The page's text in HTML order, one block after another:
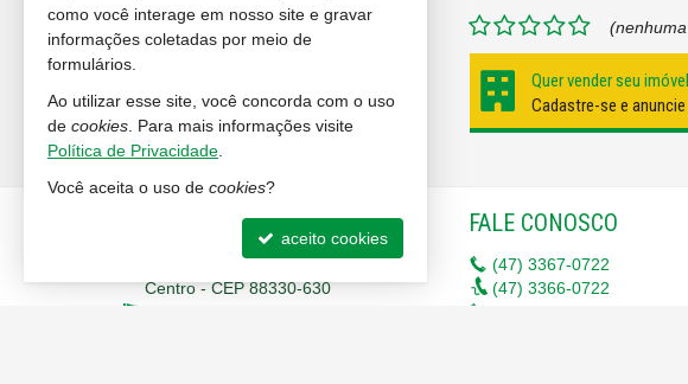
Quer vender seu
Cadastre-se e
IMOBILIÁRIA RENASCENÇA
Rua 620, nº 123 - Sala 6
Centro - CEP 88330-630
FALE CONOSCO
(47) 3367-0722
(47) 3366-0722
como você interage em nosso site e gravar
informações coletadas por meio de
formulários.
Ao utilizar esse site, você concorda com o uso
de cookies . Para mais informações visite
Política de Privacidade
Você aceita o uso de cookies?
aceito cookies